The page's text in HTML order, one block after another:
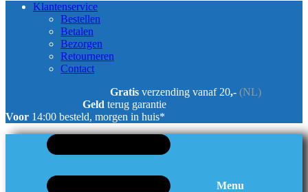
Klantenservice
Bestellen
Betalen
Bezorgen
Retourneren
Contact
Gratis verzending vanaf 20,- (NL)
Geld terug garantie
Voor 14:00 besteld, morgen in huis*
Menu